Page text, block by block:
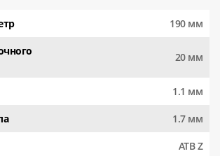
190 мм
20 мм
1.1 мм
1.7 мм
АТВ Z